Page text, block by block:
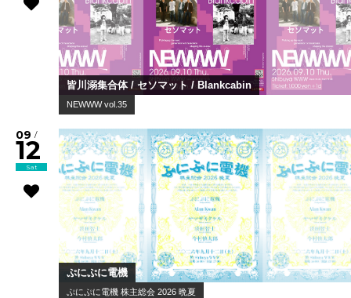
皆川溺集合体 / セソマット / Blankcabin
NEWWW vol.35
09 /
12
Sat
ぷにぷに電機
ぷにぷに電機 株主総会 2026 晩夏